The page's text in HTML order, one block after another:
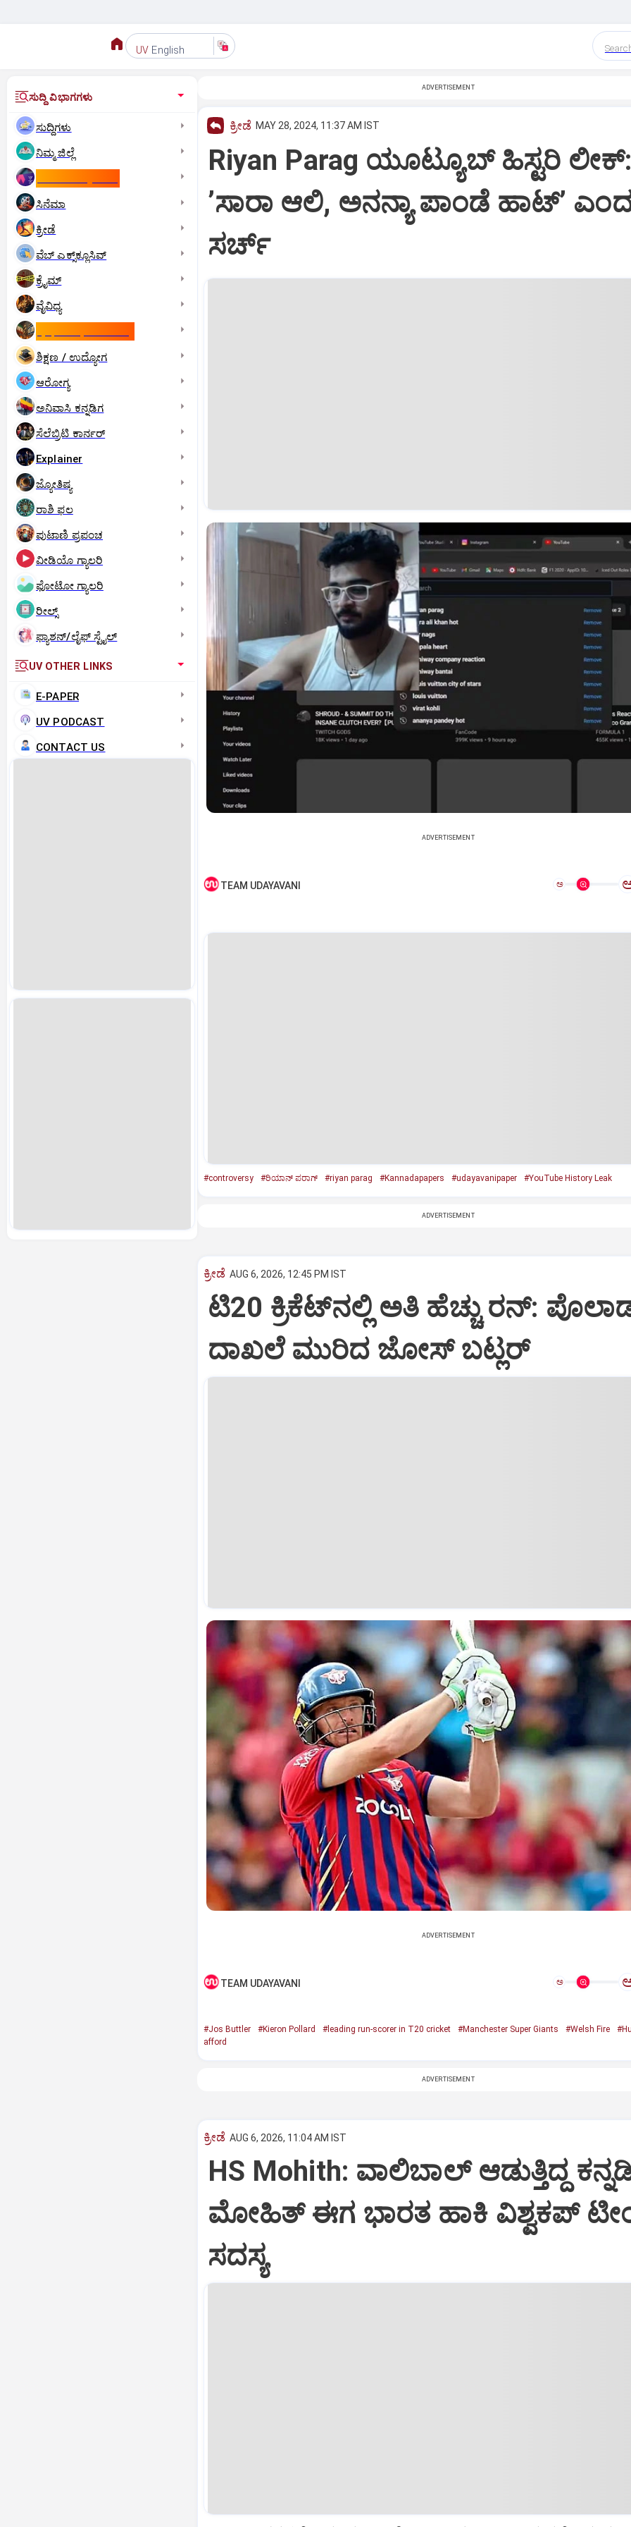
UV English
ಸುದ್ದಿ ವಿಭಾಗಗಳು
ಸುದ್ದಿಗಳು
ನಿಮ್ಮ ಜಿಲ್ಲೆ
ಸಿನೆಮಾ
ಕ್ರೀಡೆ
ವೆಬ್ ಎಕ್ಸ್‌ಕ್ಲೂಸಿವ್
ಕ್ರೈಮ್
ವೈವಿಧ್ಯ
ಶಿಕ್ಷಣ / ಉದ್ಯೋಗ
ಆರೋಗ್ಯ
ಅನಿವಾಸಿ ಕನ್ನಡಿಗ
ಸೆಲೆಬ್ರಿಟಿ ಕಾರ್ನರ್‌
Explainer
ಜ್ಯೋತಿಷ್ಯ
ರಾಶಿ ಫಲ
ಪುಟಾಣಿ ಪ್ರಪಂಚ
ವೀಡಿಯೊ ಗ್ಯಾಲರಿ
ಫೋಟೋ ಗ್ಯಾಲರಿ
ರೀಲ್ಸ್
ಫ್ಯಾಶನ್/ಲೈಫ್‌ ಸ್ಟೈಲ್
UV OTHER LINKS
E-PAPER
UV PODCAST
CONTACT US
ADVERTISEMENT
ಕ್ರೀಡೆ MAY 28, 2024, 11:37 AM IST
Riyan Parag ಯೂಟ್ಯೂಬ್‌ ಹಿಸ್ಟರಿ ಲೀಕ್:‌
ʼಸಾರಾ ಆಲಿ, ಅನನ್ಯಾ ಪಾಂಡೆ ಹಾಟ್‌ʼ
ಸರ್ಚ್
ADVERTISEMENT
TEAM UDAYAVANI ಅ
#controversy #ರಿಯಾನ್‌ ಪರಾಗ್‌ #riyan parag #Kannadapapers #udayavanipaper #YouTube History Leak
ADVERTISEMENT
ಕ್ರೀಡೆ AUG 6, 2026, 12:45 PM IST
ಟಿ20 ಕ್ರಿಕೆಟ್‌ನಲ್ಲಿ ಅತಿ ಹೆಚ್ಚು ರನ್:
ದಾಖಲೆ ಮುರಿದ ಜೋಸ್ ಬಟ್ಲರ್
ADVERTISEMENT
TEAM UDAYAVANI ಅ
#Jos Buttler #Kieron Pollard #leading run-scorer in T20 cricket #Manchester Super Giants #Welsh Fire
afford
ADVERTISEMENT
ಕ್ರೀಡೆ AUG 6, 2026, 11:04 AM IST
HS Mohith: ವಾಲಿಬಾಲ್‌ ಆಡುತ್ತಿದ್ದ
ಮೋಹಿತ್‌ ಈಗ ಭಾರತ ಹಾಕಿ ವಿಶ್ವಕಪ್‌
ಸದಸ್ಯ